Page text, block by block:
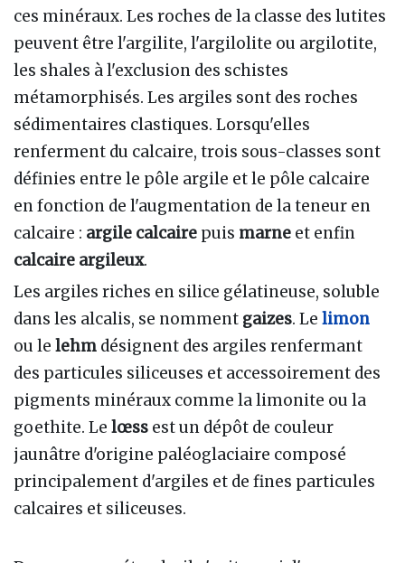
ces minéraux. Les roches de la classe des lutites
peuvent être l'argilite, l'argilolite ou argilotite,
les shales à l'exclusion des schistes
métamorphisés. Les argiles sont des roches
sédimentaires clastiques. Lorsqu'elles
renferment du calcaire, trois sous-classes sont
définies entre le pôle argile et le pôle calcaire
en fonction de l'augmentation de la teneur en
calcaire : argile calcaire puis marne et enfin
calcaire argileux.
Les argiles riches en silice gélatineuse, soluble
dans les alcalis, se nomment gaizes. Le limon
ou le lehm désignent des argiles renfermant
des particules siliceuses et accessoirement des
pigments minéraux comme la limonite ou la
goethite. Le lœss est un dépôt de couleur
jaunâtre d'origine paléoglaciaire composé
principalement d'argiles et de fines particules
calcaires et siliceuses.